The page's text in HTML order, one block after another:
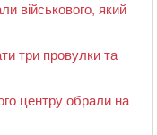
військового, який
три провулки та
центру обрали на